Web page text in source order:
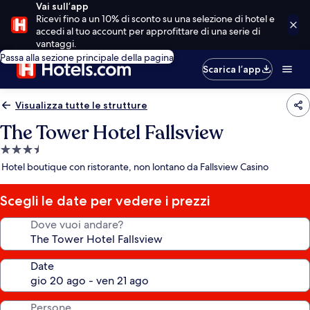
Vai sull’app
Ricevi fino a un 10% di sconto su una selezione di hotel e
accedi al tuo account per approfittare di una serie di
vantaggi.
Passa alla sezione principale della pagina
Scarica l’app
Visualizza tutte le strutture
The Tower Hotel Fallsview
Struttura
a
stelle
Hotel boutique con ristorante, non lontano da Fallsview Casino
Scegli le date per vedere i prezzi
Dove vuoi andare?
Date